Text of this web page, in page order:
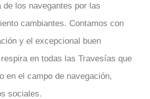
de los navegantes por las
cambiantes. Contamos con
y el excepcional buen
en todas las Travesías que
en el campo de navegación,
sociales.